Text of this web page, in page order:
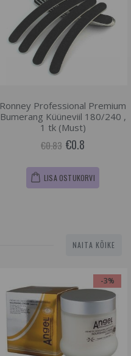
Ronney Professional Premium
Bumerang Küüneviil 180/240 ,
1 tk (Must)
€0.83 €0.8
LISA OSTUKORVI
NAITA KÕIKE
-3%